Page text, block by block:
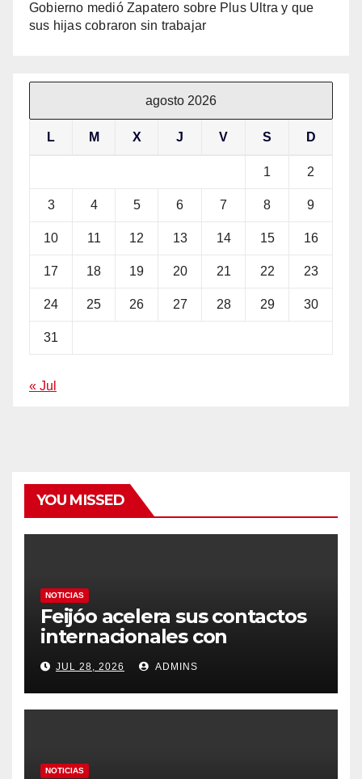
Gobierno medió Zapatero sobre Plus Ultra y que
sus hijas cobraron sin trabajar
agosto 2026
L M X J V S D
1 2
3 4 5 6 7 8 9
10 11 12 13 14 15 16
17 18 19 20 21 22 23
24 25 26 27 28 29 30
31
« Jul
YOU MISSED
NOTICIAS
Feijóo acelera sus contactos
internacionales con
Latinoamérica como socio
prioritario en su agenda de
gobierno
JUL 28, 2026 ADMINS
NOTICIAS